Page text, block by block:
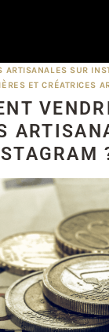
ARTISANALES SUR
ET CRÉATRICES